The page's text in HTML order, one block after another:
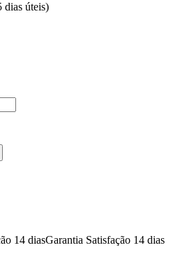
dias úteis)
Garantia Satisfação 14 dias